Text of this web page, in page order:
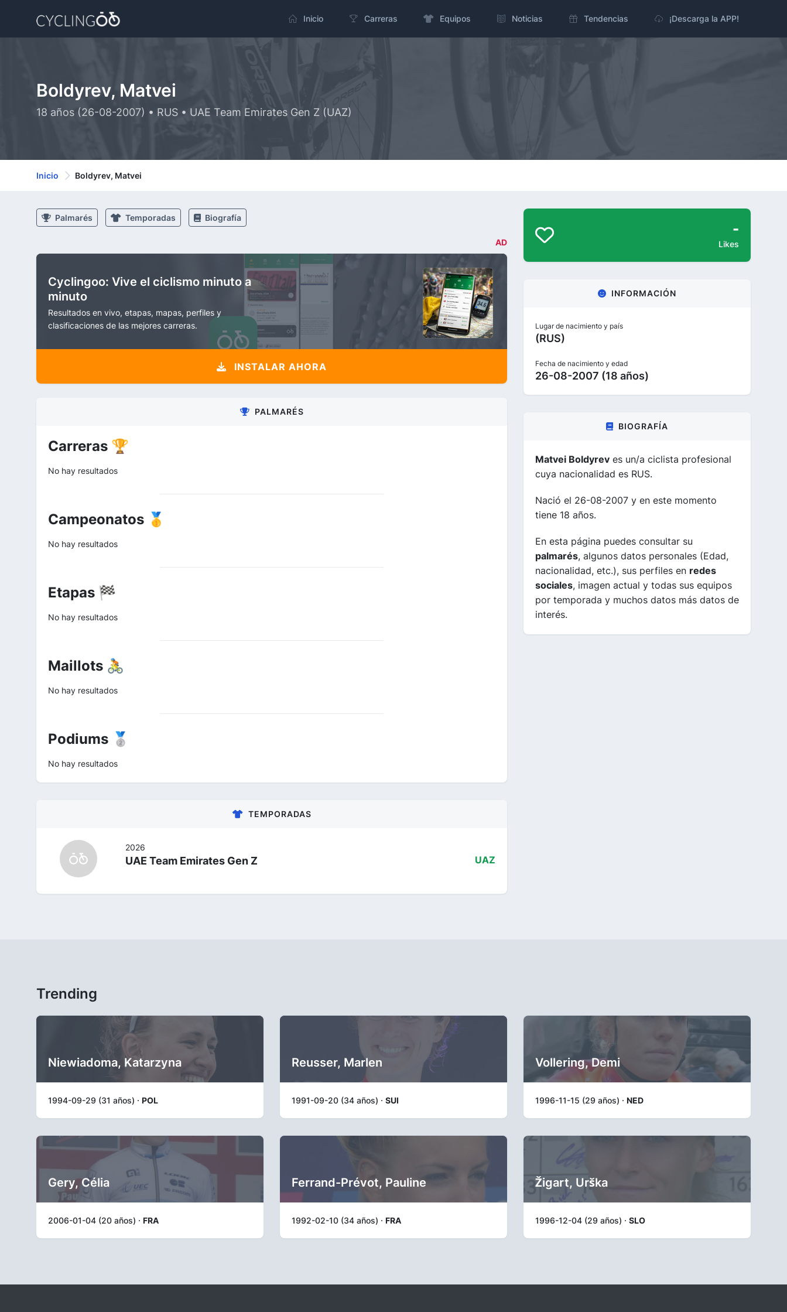
Inicio Carreras Equipos Noticias Tendencias ¡Descarga la APP!
Boldyrev, Matvei
18 años (26-08-2007) • RUS • UAE Team Emirates Gen Z (UAZ)
Inicio Boldyrev, Matvei
Palmarés Temporadas Biografía
AD
Cyclingoo: Vive el ciclismo minuto a
minuto
Resultados en vivo, etapas, mapas, perfiles y
clasificaciones de las mejores carreras.
INSTALAR AHORA
PALMARÉS
Carreras 🏆
No hay resultados
Campeonatos 🥇
No hay resultados
Etapas 🏁
No hay resultados
Maillots 🚴
No hay resultados
Podiums 🥈
No hay resultados
TEMPORADAS
2026
UAE Team Emirates Gen Z UAZ
-
Likes
INFORMACIÓN
Lugar de nacimiento y país
(RUS)
Fecha de nacimiento y edad
26-08-2007 (18 años)
BIOGRAFÍA
Matvei Boldyrev es un/a ciclista profesional
cuya nacionalidad es RUS.
Nació el 26-08-2007 y en este momento
tiene 18 años.
En esta página puedes consultar su
palmarés, algunos datos personales (Edad,
nacionalidad, etc.), sus perfiles en redes
sociales, imagen actual y todas sus equipos
por temporada y muchos datos más datos de
interés.
Trending
Niewiadoma, Katarzyna
1994-09-29 (31 años) · POL
Reusser, Marlen
1991-09-20 (34 años) · SUI
Vollering, Demi
1996-11-15 (29 años) · NED
Gery, Célia
2006-01-04 (20 años) · FRA
Ferrand-Prévot, Pauline
1992-02-10 (34 años) · FRA
Žigart, Urška
1996-12-04 (29 años) · SLO